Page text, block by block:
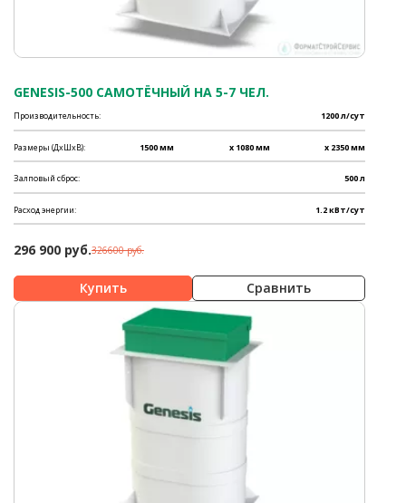
GENESIS-500 САМОТЁЧНЫЙ НА 5-7 ЧЕЛ.
Производительность: 1200 л/сут
Размеры (ДхШхВ): 1500 мм x 1080 мм x 2350 мм
Залповый сброс: 500 л
Расход энергии: 1.2 кВт/сут
296 900 руб.326600 руб.
Сравнить